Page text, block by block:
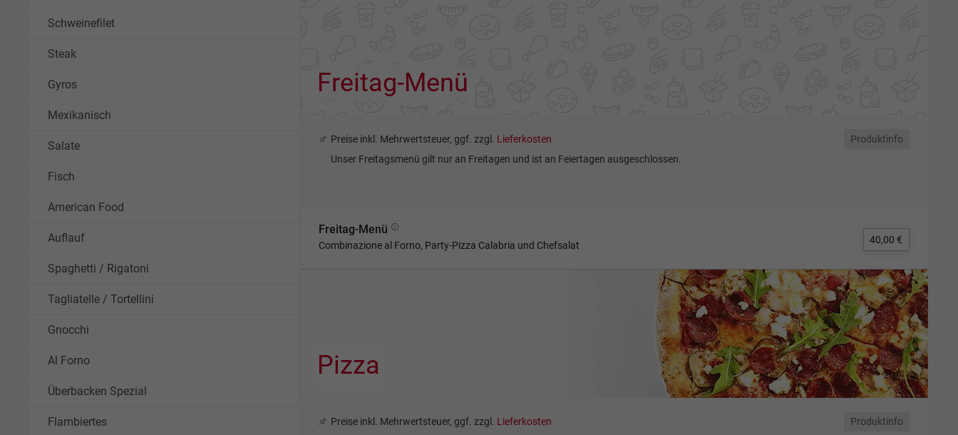
Schweinefilet
Steak
Gyros
Mexikanisch
Salate
Fisch
American Food
Auflauf
Spaghetti / Rigatoni
Tagliatelle / Tortellini
Gnocchi
Al Forno
Überbacken Spezial
Flambiertes
Freitag-Menü
Preise inkl. Mehrwertsteuer, ggf. zzgl. Lieferkosten
Produktinfo
Unser Freitagsmenü gilt nur an Freitagen und ist an Feiertagen ausgeschlossen.
Freitag-Menü
Combinazione al Forno, Party-Pizza Calabria und Chefsalat 40,00 €
Pizza
Preise inkl. Mehrwertsteuer, ggf. zzgl. Lieferkosten
Produktinfo